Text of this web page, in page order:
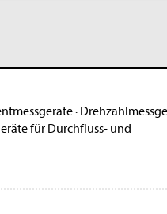
·
für Durchfluss- und